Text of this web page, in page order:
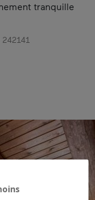
tranquille
242141